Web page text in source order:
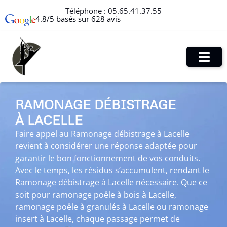
Téléphone : 05.65.41.37.55
4.8/5 basés sur 628 avis
RAMONAGE DÉBISTRAGE
À LACELLE
Faire appel au Ramonage débistrage à Lacelle
revient à considérer une réponse adaptée pour
garantir le bon fonctionnement de vos conduits.
Avec le temps, les résidus s’accumulent, rendant le
Ramonage débistrage à Lacelle nécessaire. Que ce
soit pour ramonage poêle à bois à Lacelle,
ramonage poêle à granulés à Lacelle ou ramonage
insert à Lacelle, chaque passage permet de